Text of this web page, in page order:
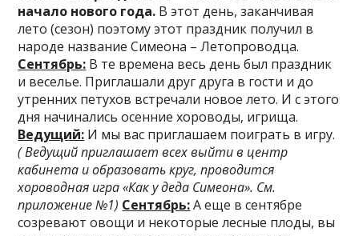
начало нового года. В этот день, заканчивая
лето (сезон) поэтому этот праздник получил в
народе название Симеона – Летопроводца.
Сентябрь: В те времена весь день был праздник
и веселье. Приглашали друг друга в гости и до
утренних петухов встречали новое лето. И с этого
дня начинались осенние хороводы, игрища.
Ведущий: И мы вас приглашаем поиграть в игру.
( Ведущий приглашает всех выйти в центр
кабинета и образовать круг, проводится
хороводная игра «Как у деда Симеона». См.
приложение №1) Сентябрь:А еще в сентябре
созревают овощи и некоторые лесные плоды, вы